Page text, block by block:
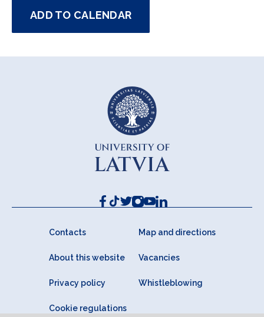
ADD TO CALENDAR
Contacts Map and directions
About this website Vacancies
Privacy policy Whistleblowing
Cookie regulations